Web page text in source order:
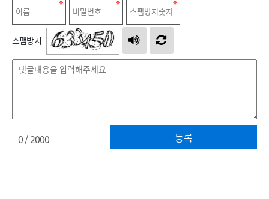
스팸방지
등록
0/ 2000